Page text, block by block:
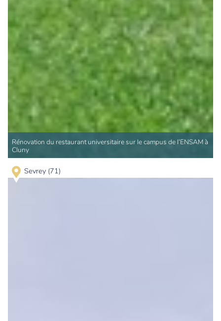
Rénovation du restaurant universitaire sur le campus de l’ENSAM à
Cluny
Sevrey (71)